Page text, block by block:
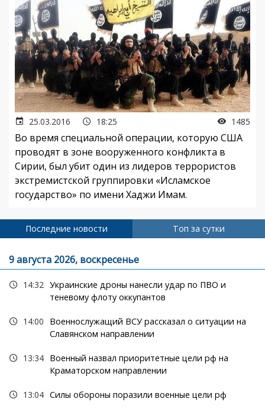
25.03.2016 18:25 1485
Во время специальной операции, которую США
проводят в зоне вооруженного конфликта в
Сирии, был убит один из лидеров террористов
экстремистской группировки «Исламское
государство» по имени Хаджи Имам.
Последние новости Топ за сутки
9 августа 2026, воскресенье
14:32 Украинские дроны нанесли удар по ПВО и
теневому флоту оккупантов
14:00
Военнослужащий ВСУ рассказал о ситуации на
Славянском направлении
13:34 Военный назвал приоритетные цели рф на
Краматорском направлении
13:04 Силы обороны поразили военные цели рф